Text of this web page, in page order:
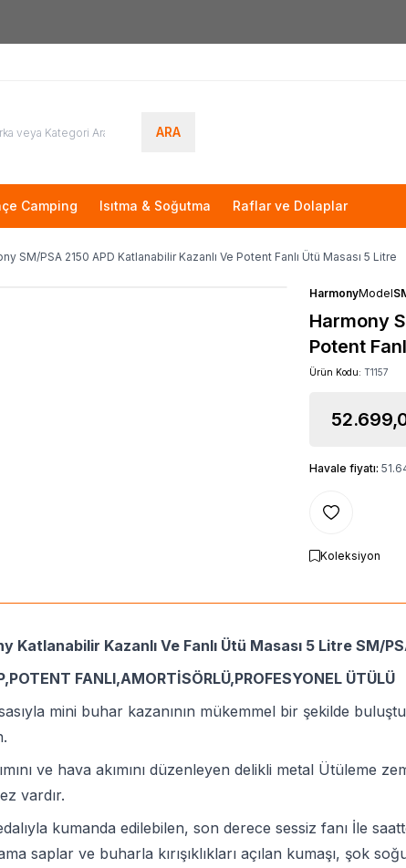
ARA
Camping Isıtma & Soğutma Raflar ve Dolaplar
SM/PSA 2150 APD Katlanabilir Kazanlı Ve Potent Fanlı Ütü Masası 5 Litre
HarmonyModel
Harmony
Potent
Ürün Kodu: T1157
Havale fiyatı:
Favoriye Ekle
Koleksiyon
Katlanabilir Kazanlı Ve Fanlı Ütü Masası 5 Litre SM/
FANLI,AMORTİSÖRLÜ,PROFESYONEL ÜTÜLÜ
mini buhar kazanının mükemmel bir şekilde
ve hava akımını düzenleyen delikli metal Ütüleme
vardır.
kumanda edilebilen, son derece sessiz fanı İle
saplar ve buharla kırışıklıkları açılan kumaşı, şok